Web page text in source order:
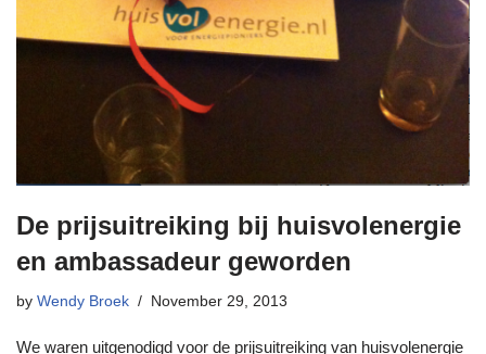
De prijsuitreiking bij huisvolenergie
en ambassadeur geworden
by Wendy Broek November 29, 2013
We waren uitgenodigd voor de prijsuitreiking van huisvolenergie